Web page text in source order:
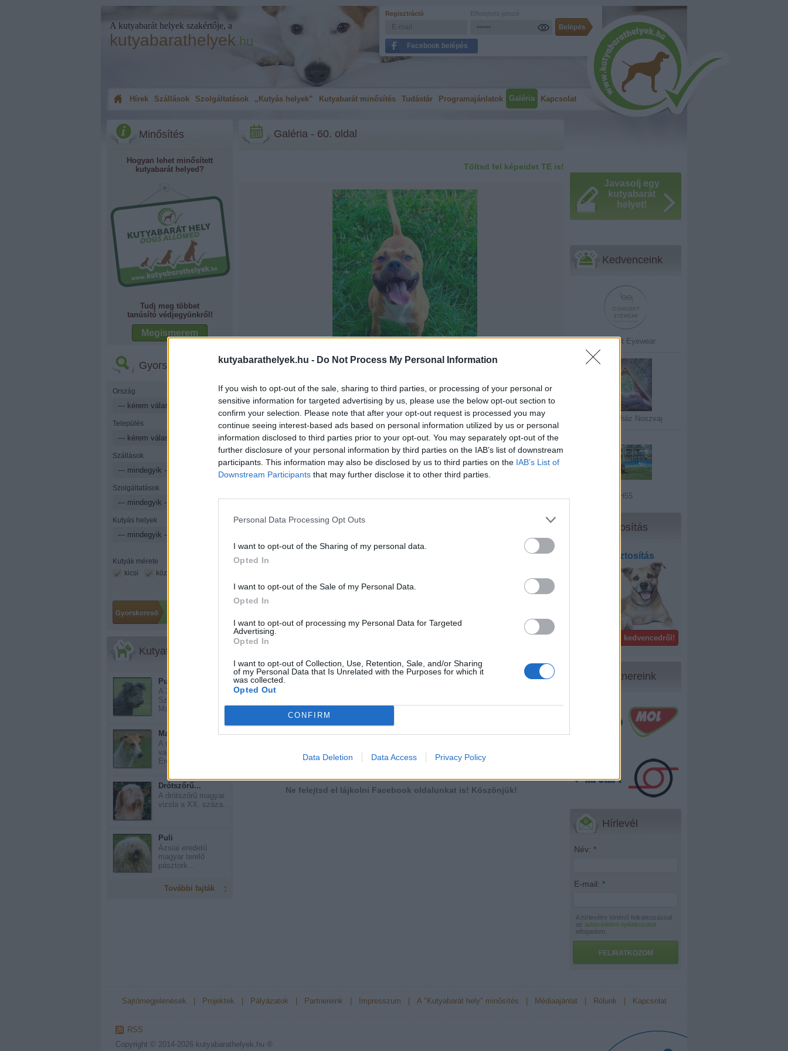
kutyabarathelyek.hu - Do Not Process My Personal Information
If you wish to opt-out of the sale, sharing to third parties, or processing of your personal or
sensitive information for targeted advertising by us, please use the below opt-out section to
confirm your selection. Please note that after your opt-out request is processed you may
continue seeing interest-based ads based on personal information utilized by us or personal
information disclosed to third parties prior to your opt-out. You may separately opt-out of the
further disclosure of your personal information by third parties on the IAB’s list of downstream
participants. This information may also be disclosed by us to third parties on the IAB’s List of
Downstream Participants that may further disclose it to other third parties.
Personal Data Processing Opt Outs
I want to opt-out of the Sharing of my personal data.
Opted In
I want to opt-out of the Sale of my Personal Data.
Opted In
I want to opt-out of processing my Personal Data for Targeted
Advertising.
Opted In
I want to opt-out of Collection, Use, Retention, Sale, and/or Sharing
of my Personal Data that Is Unrelated with the Purposes for which it
was collected.
Opted Out
CONFIRM
Data Deletion Data Access Privacy Policy
A kutyabarát helyek szakértője, a
kutyabarathelyek.hu
Regisztráció
Facebook belépés
Hírek Szállások Szolgáltatások „Kutyás helyek” Kutyabarát minősítés Tudástár Programajánlatok Galéria Kapcsolat
Minősítés
Hogyan lehet minősített
kutyabarát helyed?
Tudj meg többet
tanúsító védjegyünkről!
Megismerem
Gyorskereső
Ország
Település
Szállások
Szolgáltatások
Kutyás helyek
Kutyák mérete
kicsi
közepes
Kutyatár
Pumi
A XVII - XVIII.
Században
Magyarorszá...
Magyar agár
A magyar agár ősi
vadászkutya.
Eredet...
Drótszőrű...
A drótszőrű magyar
vizsla a XX. száza...
Puli
Ázsiai eredetű
magyar terelő
pásztork...
További fajták
Galéria - 60. oldal
Töltsd fel képeidet TE is!
Ne felejtsd el lájkolni Facebook oldalunkat is! Köszönjük!
Javasolj egy
kutyabarát
helyet!
Kedvenceink
Concept Eyewear
Erdei Kisház Noszvaj
H55
Biztosítás
Kisállat biztosítás
Gondoskodj kedvencedről!
Partnereink
Hírlevél
Név: *
E-mail: *
A hírlevélre történő feliratkozással
az adatvédelmi nyilatkozatot
elfogadom.
FELIRATKOZOM
Sajtómegjelenések Projektek Pályázatok Partnereink Impresszum A "Kutyabarát hely" minősítés Médiaajánlat| Rólunk Kapcsolat
RSS
Copyright © 2014-2026 kutyabarathelyek.hu ®